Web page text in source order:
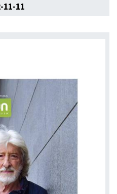
11-11